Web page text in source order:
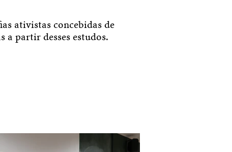
ativistas concebidas de
a partir desses estudos.